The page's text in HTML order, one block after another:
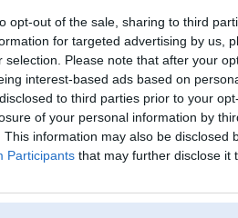
opt-out of the sale, sharing to third
for targeted advertising by us,
selection. Please note that after your
interest-based ads based on
to third parties prior to your
of your personal information by
This information may also be disclosed
Participants that may further disclose it
Lietotāja
Lietotājvārds:
Nodarbošanās:
开
Ziņojumi forumā:
[Pēdējie